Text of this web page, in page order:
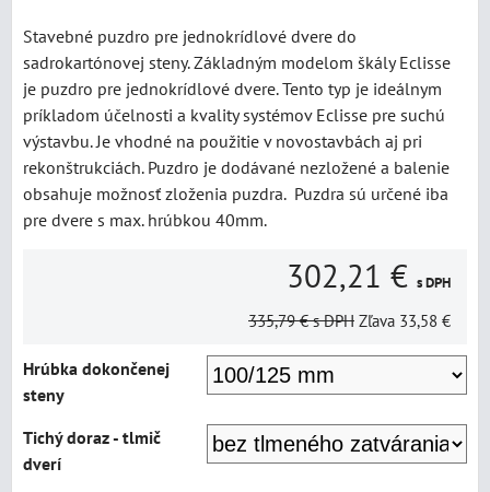
Stavebné puzdro pre jednokrídlové dvere do
sadrokartónovej steny. Základným modelom škály Eclisse
je puzdro pre jednokrídlové dvere. Tento typ je ideálnym
príkladom účelnosti a kvality systémov Eclisse pre suchú
výstavbu. Je vhodné na použitie v novostavbách aj pri
rekonštrukciách. Puzdro je dodávané nezložené a balenie
obsahuje možnosť zloženia puzdra. Puzdra sú určené iba
pre dvere s max. hrúbkou 40mm.
302,21 € s DPH
335,79 € s DPH Zľava 33,58 €
Hrúbka dokončenej
steny
Tichý doraz - tlmič
dverí